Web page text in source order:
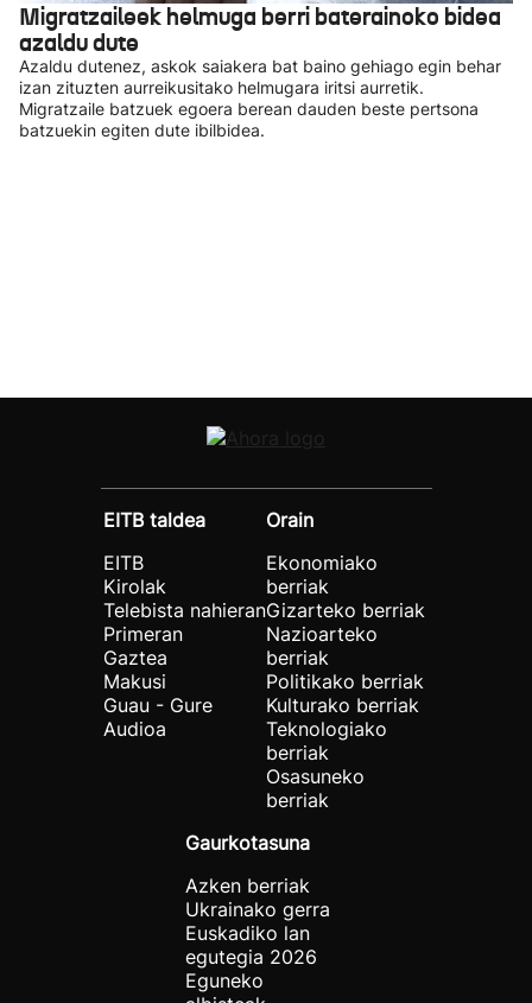
Migratzaileek helmuga berri baterainoko bidea
azaldu dute
Azaldu dutenez, askok saiakera bat baino gehiago egin behar
izan zituzten aurreikusitako helmugara iritsi aurretik.
Migratzaile batzuek egoera berean dauden beste pertsona
batzuekin egiten dute ibilbidea.
EITB taldea
EITB
Kirolak
Telebista nahieran
Primeran
Gaztea
Makusi
Guau - Gure
Audioa
Orain
Ekonomiako
berriak
Gizarteko berriak
Nazioarteko
berriak
Politikako berriak
Kulturako berriak
Teknologiako
berriak
Osasuneko
berriak
Gaurkotasuna
Azken berriak
Ukrainako gerra
Euskadiko lan
egutegia 2026
Eguneko